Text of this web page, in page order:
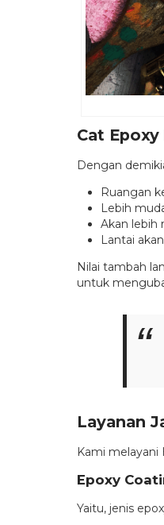
Cat
Dengan
Ruangan
Lebih
Akan lebih
Lantai
Nilai tambah
untuk
Layanan
Kami melayani
Epoxy
Yaitu, jenis